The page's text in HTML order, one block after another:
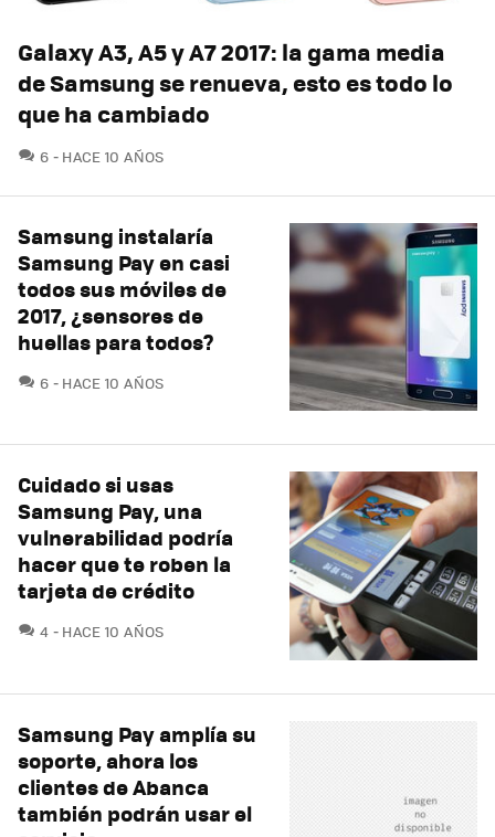
Galaxy A3, A5 y A7 2017: la gama media
de Samsung se renueva, esto es todo lo
que ha cambiado
6 COMENTARIOS
HACE 10 AÑOS
Samsung instalaría
Samsung Pay en casi
todos sus móviles de
2017, ¿sensores de
huellas para todos?
6 COMENTARIOS
HACE 10 AÑOS
Cuidado si usas
Samsung Pay, una
vulnerabilidad podría
hacer que te roben la
tarjeta de crédito
4 COMENTARIOS
HACE 10 AÑOS
Samsung Pay amplía su
soporte, ahora los
clientes de Abanca
también podrán usar el